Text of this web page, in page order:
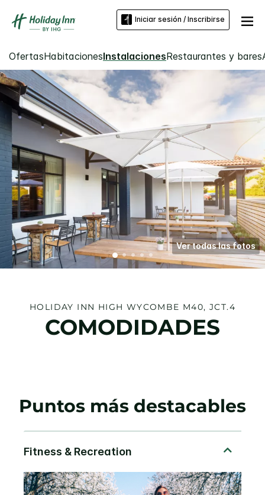
Iniciar sesión / Inscribirse
OfertasHabitacionesInstalacionesRestaurantes y bares
Ver todas las fotos
HOLIDAY INN HIGH WYCOMBE M40, JCT.4
COMODIDADES
Puntos más destacables